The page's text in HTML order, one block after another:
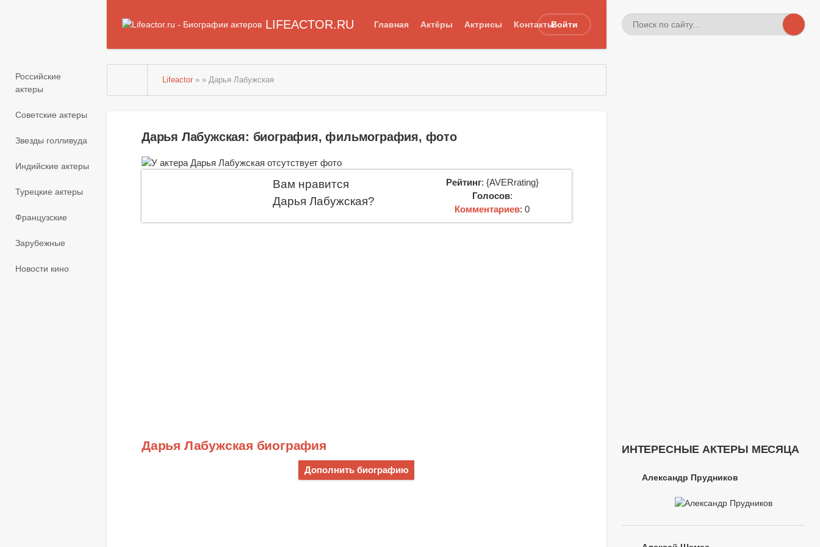
LIFEACTOR.RU Главная Актёры Актрисы КонтактыВойти
Российские
актеры
Советские актеры
Звезды голливуда
Индийские актеры
Турецкие актеры
Французские
Зарубежные
Новости кино
Lifeactor » » Дарья Лабужская
Дарья Лабужская: биография, фильмография, фото
Вам нравится
Дарья Лабужская?
Рейтинг: {AVERrating}
Голосов:
Комментариев: 0
Дарья Лабужская биография
Дополнить биографию
ИНТЕРЕСНЫЕ АКТЕРЫ МЕСЯЦА
Александр Прудников